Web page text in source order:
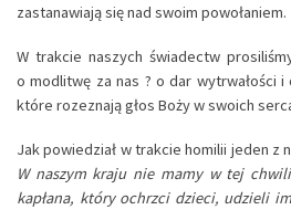
zastanawiają się nad swoim powołaniem.
W trakcie naszych świadectw
o modlitwę za nas ? o dar wytrwałości
które rozeznają głos Boży w swoich
Jak powiedział w trakcie homilii jeden z
W naszym kraju nie mamy w tej
kapłana, który ochrzci dzieci, udzieli